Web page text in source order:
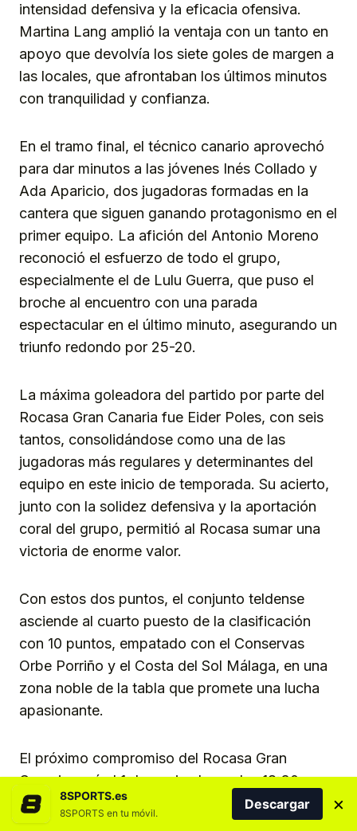
intensidad defensiva y la eficacia ofensiva.
Martina Lang amplió la ventaja con un tanto en
apoyo que devolvía los siete goles de margen a
las locales, que afrontaban los últimos minutos
con tranquilidad y confianza.
En el tramo final, el técnico canario aprovechó
para dar minutos a las jóvenes Inés Collado y
Ada Aparicio, dos jugadoras formadas en la
cantera que siguen ganando protagonismo en el
primer equipo. La afición del Antonio Moreno
reconoció el esfuerzo de todo el grupo,
especialmente el de Lulu Guerra, que puso el
broche al encuentro con una parada
espectacular en el último minuto, asegurando un
triunfo redondo por 25-20.
La máxima goleadora del partido por parte del
Rocasa Gran Canaria fue Eider Poles, con seis
tantos, consolidándose como una de las
jugadoras más regulares y determinantes del
equipo en este inicio de temporada. Su acierto,
junto con la solidez defensiva y la aportación
coral del grupo, permitió al Rocasa sumar una
victoria de enorme valor.
Con estos dos puntos, el conjunto teldense
asciende al cuarto puesto de la clasificación
con 10 puntos, empatado con el Conservas
Orbe Porriño y el Costa del Sol Málaga, en una
zona noble de la tabla que promete una lucha
apasionante.
El próximo compromiso del Rocasa Gran
Canaria será el 1 de noviembre, a las 18:30
horas (hora canaria), en el Pabellón Esperanza
Lag, donde se medirá al CBM AtticGo Elche,
8SPORTS.es
8SPORTS en tu móvil.
Descargar ×